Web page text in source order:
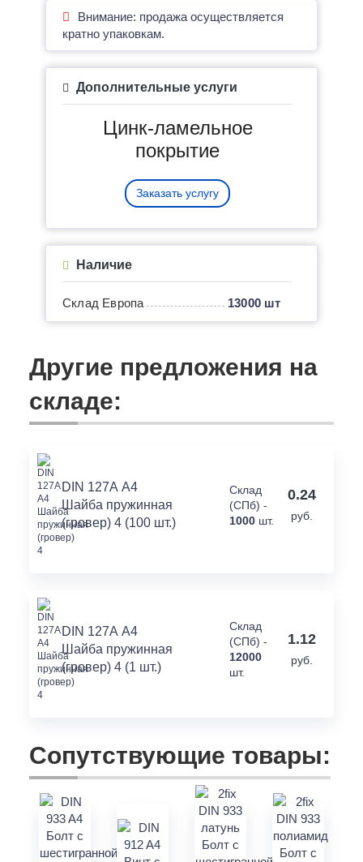
Внимание: продажа осуществляется
кратно упаковкам.
Дополнительные услуги
Цинк-ламельное
покрытие
Заказать услугу
Наличие
Склад Европа 13000 шт
Другие предложения на
складе:
DIN 127А А4
Шайба пружинная
(гровер) 4 (100 шт.)
Склад
(СПб) -
1000 шт.
0.24
руб.
DIN 127А А4
Шайба пружинная
(гровер) 4 (1 шт.)
Склад
(СПб) -
12000
шт.
1.12
руб.
Сопутствующие товары: